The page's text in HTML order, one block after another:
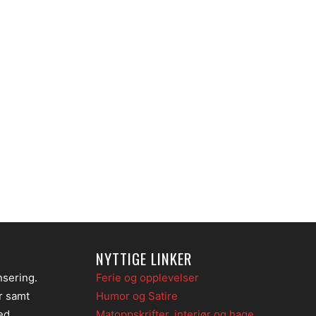
samt
NYTTIGE LINKER
Ferie og opplevelser
Humor og Satire